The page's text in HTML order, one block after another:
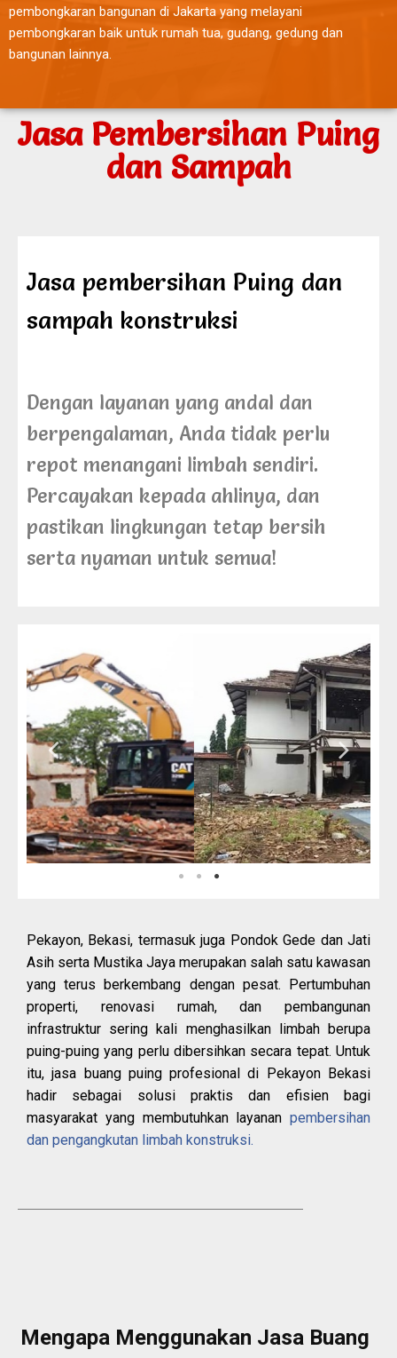
pembongkaran bangunan di Jakarta yang melayani
pembongkaran baik untuk rumah tua, gudang, gedung dan
bangunan lainnya.
Jasa Pembersihan Puing
dan Sampah
Jasa pembersihan Puing dan
sampah konstruksi
Dengan layanan yang andal dan
berpengalaman, Anda tidak perlu
repot menangani limbah sendiri.
Percayakan kepada ahlinya, dan
pastikan lingkungan tetap bersih
serta nyaman untuk semua!
Pekayon, Bekasi, termasuk juga Pondok Gede dan Jati
Asih serta Mustika Jaya merupakan salah satu kawasan
yang terus berkembang dengan pesat. Pertumbuhan
properti, renovasi rumah, dan pembangunan
infrastruktur sering kali menghasilkan limbah berupa
puing-puing yang perlu dibersihkan secara tepat. Untuk
itu, jasa buang puing profesional di Pekayon Bekasi
hadir sebagai solusi praktis dan efisien bagi
masyarakat yang membutuhkan layanan pembersihan
dan pengangkutan limbah konstruksi.
Mengapa Menggunakan Jasa Buang